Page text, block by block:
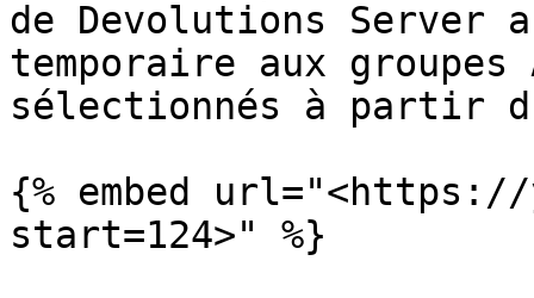
de Devolutions Server
temporaire aux
sélectionnés à partir
{% embed url="<https://
start=124>" %}